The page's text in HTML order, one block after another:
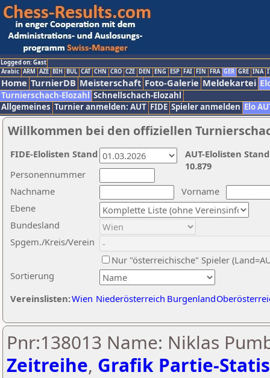
Logged on: Gast
Arabic ARM AZE BIH BUL CAT CHN CRO CZE DEN ENG ESP FAI FIN FRA GER GRE INA
Home TurnierDB Meisterschaft Foto-Galerie Meldekartei
Turnierschach-Elozahl Schnellschach-Elozahl
Allgemeines Turnier anmelden: AUT FIDE Spieler anmelden Elo
Willkommen bei den offiziellen
Nachname
Vorname
Ebene
Sortierung
Personennummer
Bundesland
Spgem./Kreis/Verein
Nur "österreichische" Spieler
Vereinslisten:Wien Niederösterreich Burgenland
AUT-Elolisten
10.879
FIDE-Elolisten Stand
Pnr:138013 Name: Niklas
Zeitreihe, Grafik Partie-